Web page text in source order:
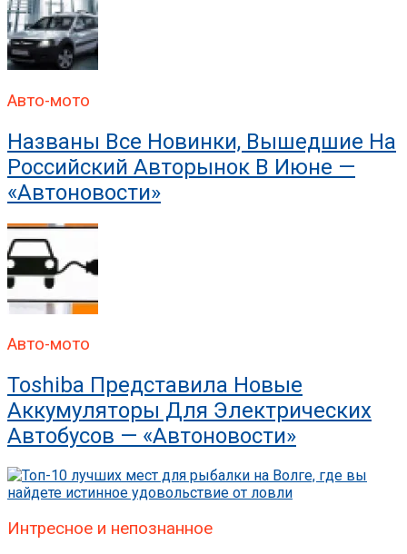
Авто-мото
Названы Все Новинки, Вышедшие На
Российский Авторынок В Июне —
«Автоновости»
Авто-мото
Toshiba Представила Новые
Аккумуляторы Для Электрических
Автобусов — «Автоновости»
Интресное и непознанное